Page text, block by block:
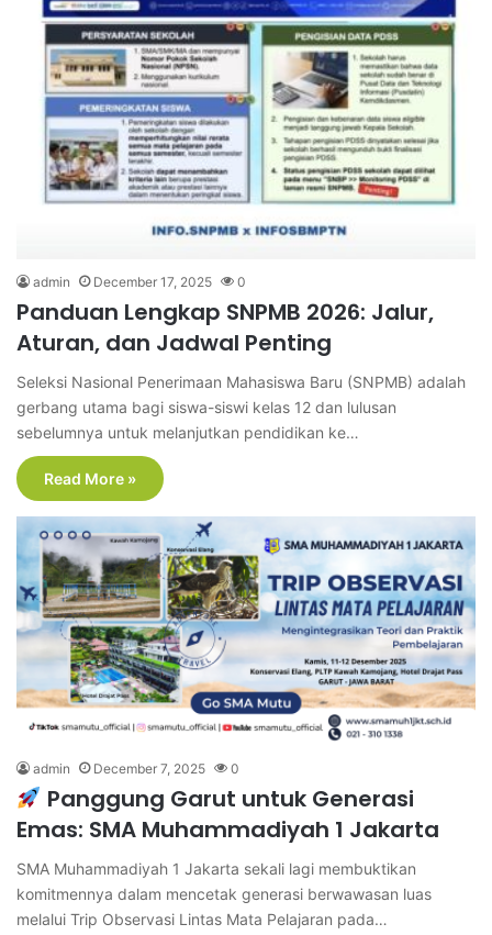
admin December 17, 2025 0
Panduan Lengkap SNPMB 2026: Jalur,
Aturan, dan Jadwal Penting
Seleksi Nasional Penerimaan Mahasiswa Baru (SNPMB) adalah
gerbang utama bagi siswa-siswi kelas 12 dan lulusan
sebelumnya untuk melanjutkan pendidikan ke…
Read More »
admin December 7, 2025 0
Panggung Garut untuk Generasi
Emas: SMA Muhammadiyah 1 Jakarta
SMA Muhammadiyah 1 Jakarta sekali lagi membuktikan
komitmennya dalam mencetak generasi berwawasan luas
melalui Trip Observasi Lintas Mata Pelajaran pada…